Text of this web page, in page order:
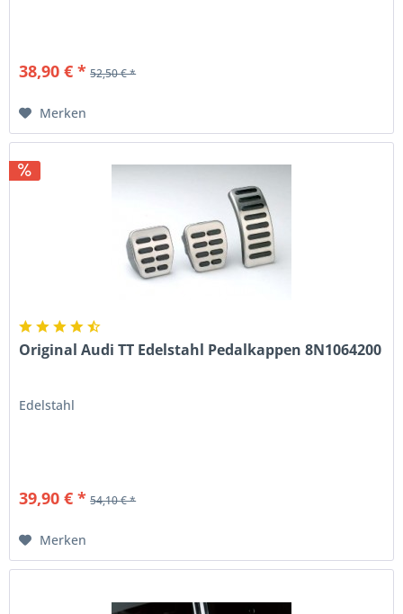
38,90 € * 52,50 € *
Merken
Original Audi TT Edelstahl Pedalkappen 8N1064200
Edelstahl
39,90 € * 54,10 € *
Merken